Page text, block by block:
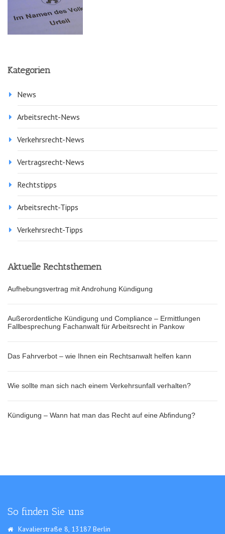
Kategorien
News
Arbeitsrecht-News
Verkehrsrecht-News
Vertragsrecht-News
Rechtstipps
Arbeitsrecht-Tipps
Verkehrsrecht-Tipps
Aktuelle Rechtsthemen
Aufhebungsvertrag mit Androhung Kündigung
Außerordentliche Kündigung und Compliance – Ermittlungen
Fallbesprechung Fachanwalt für Arbeitsrecht in Pankow
Das Fahrverbot – wie Ihnen ein Rechtsanwalt helfen kann
Wie sollte man sich nach einem Verkehrsunfall verhalten?
Kündigung – Wann hat man das Recht auf eine Abfindung?
So finden Sie uns
Kavalierstraße 8, 13187 Berlin